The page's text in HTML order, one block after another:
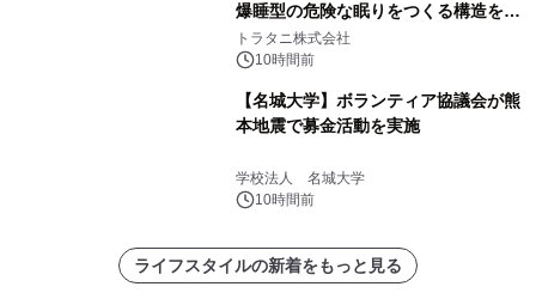
爆睡型の危険な眠りをつくる構造を解
説
トラタニ株式会社
10時間前
【名城大学】ボランティア協議会が熊
本地震で募金活動を実施
学校法人 名城大学
10時間前
ライフスタイルの新着をもっと見る